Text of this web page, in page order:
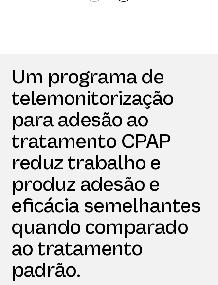
Um programa de
telemonitorização
para adesão ao
tratamento CPAP
reduz trabalho e
produz adesão e
eficácia semelhantes
quando comparado
ao tratamento
padrão.